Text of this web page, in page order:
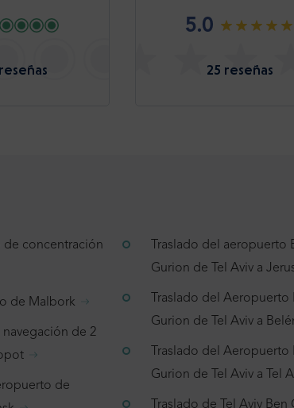
5.0
25 reseñas
de concentración
de Malbork
de 2
de
Traslado del aeropuerto
Gurion de Tel Aviv a
Traslado del Aeropuerto
Gurion de Tel Aviv a
Traslado del Aeropuerto
Gurion de Tel Aviv a Tel
Traslado de Tel Aviv Ben